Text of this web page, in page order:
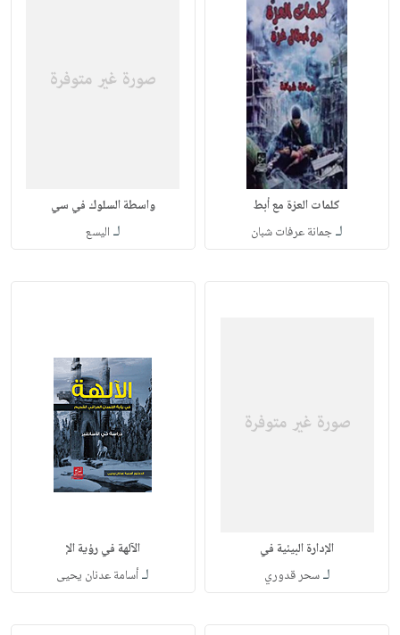
كلمات العزة مع أبط
لـجمانة عرفات شبان
واسطة السلوك في سي
لـ اليسع
الإدارة البيئية في
لـسحر قدوري
الآلهة في رؤية الإ
لـأسامة عدنان يحيى